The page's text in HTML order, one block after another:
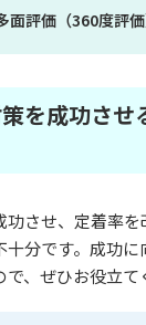
面評価（360度評
を成功させ
功させ、定着率
十分です。成功
、ぜひお役立て